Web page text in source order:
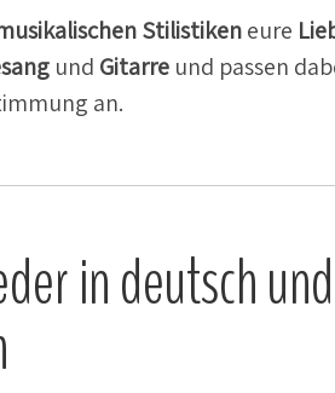
Stilis­tikeneure
und Gitarre und passen
an.
in deutsch und